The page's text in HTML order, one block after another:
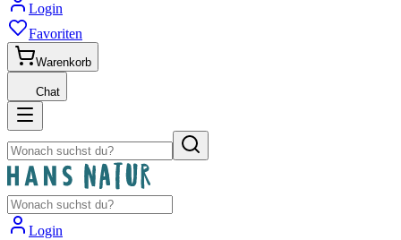
Login
Favoriten
Warenkorb
Chat
Login